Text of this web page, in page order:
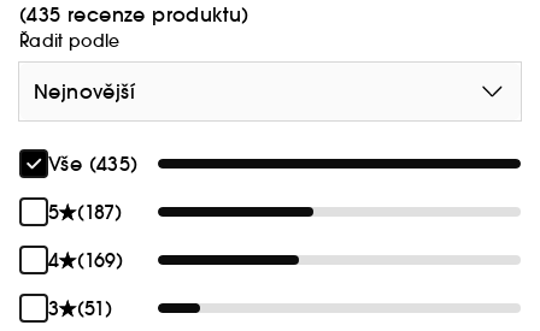
(435 recenze produktu)
Řadit podle
Nejnovější
Vše (435)
5
(187)
4
(169)
3
(51)